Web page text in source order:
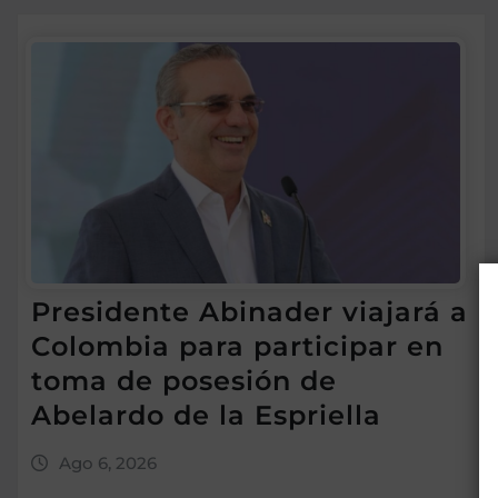
Presidente Abinader viajará a
Colombia para participar en
toma de posesión de
Abelardo de la Espriella
Ago 6, 2026